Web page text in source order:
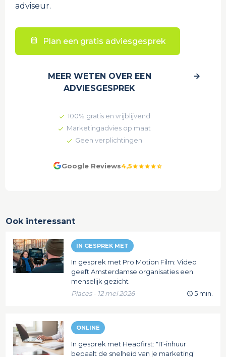
adviseur.
Plan een gratis adviesgesprek
MEER WETEN OVER EEN
ADVIESGESPREK
100% gratis en vrijblijvend
Marketingadvies op maat
Geen verplichtingen
Google Reviews4,5starstarstarstarstar_half
Ook interessant
IN GESPREK MET
In gesprek met Pro Motion Film: Video
geeft Amsterdamse organisaties een
menselijk gezicht
Places - 12 mei 2026
5 min.
ONLINE
In gesprek met Headfirst: "IT-inhuur
bepaalt de snelheid van je marketing"